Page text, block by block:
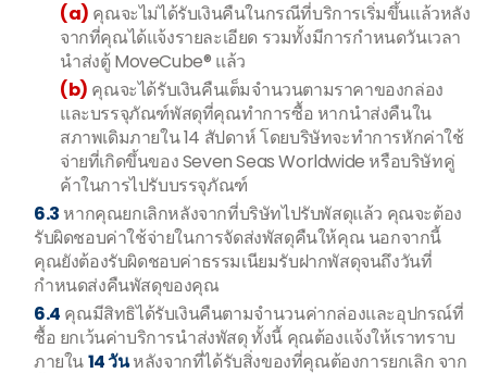
(a) คุณจะไม่ได้รับเงินคืนในกรณีที่บริการเริ่มขึ้นแล้วหลัง
จากที่คุณได้แจ้งรายละเอียด รวมทั้งมีการกำหนดวันเวลา
นำส่งตู้ MoveCube® แล้ว
(b) คุณจะได้รับเงินคืนเต็มจำนวนตามราคาของกล่อง
และบรรจุภัณฑ์พัสดุที่คุณทำการซื้อ หากนำส่งคืนใน
สภาพเดิมภายใน 14 สัปดาห์ โดยบริษัทจะทำการหักค่าใช้
จ่ายที่เกิดขึ้นของ Seven Seas Worldwide หรือบริษัทคู่
ค้าในการไปรับบรรจุภัณฑ์
6.3 หากคุณยกเลิกหลังจากที่บริษัทไปรับพัสดุแล้ว คุณจะต้อง
รับผิดชอบค่าใช้จ่ายในการจัดส่งพัสดุคืนให้คุณ นอกจากนี้
คุณยังต้องรับผิดชอบค่าธรรมเนียมรับฝากพัสดุจนถึงวันที่
กำหนดส่งคืนพัสดุของคุณ
6.4 คุณมีสิทธิได้รับเงินคืนตามจำนวนค่ากล่องและอุปกรณ์ที่
ซื้อ ยกเว้นค่าบริการนำส่งพัสดุ ทั้งนี้ คุณต้องแจ้งให้เราทราบ
ภายใน14 วันหลังจากที่ได้รับสิ่งของที่คุณต้องการยกเลิก จาก